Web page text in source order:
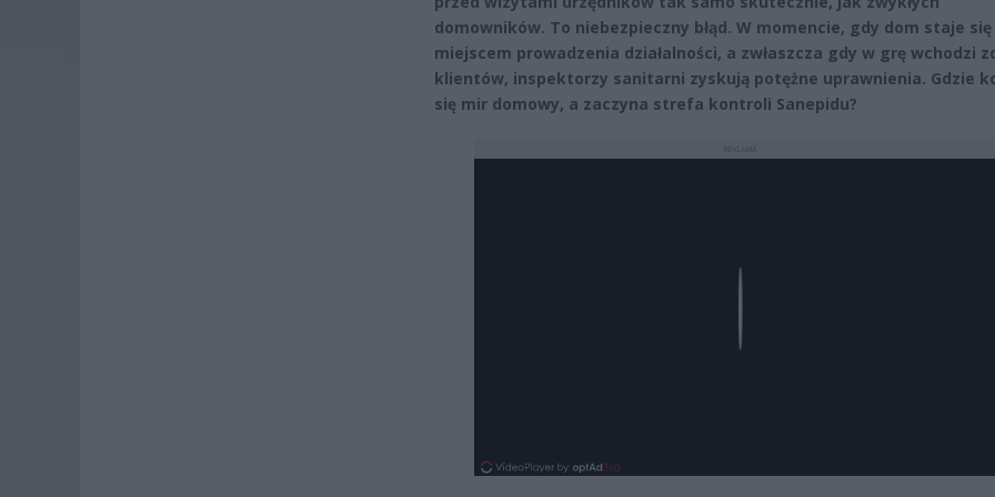
domowników. To niebezpieczny błąd. W momencie, gdy dom staje się
miejscem prowadzenia działalności, a zwłaszcza gdy w grę wchodzi
klientów, inspektorzy sanitarni zyskują potężne uprawnienia. Gdzie
się mir domowy, a zaczyna strefa kontroli Sanepidu?